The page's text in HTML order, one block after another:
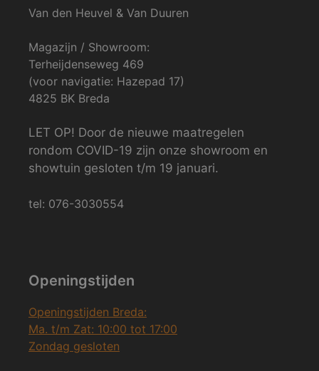
Van den Heuvel & Van Duuren
Magazijn / Showroom:
Terheijdenseweg 469
(voor navigatie: Hazepad 17)
4825 BK Breda
LET OP! Door de nieuwe maatregelen
rondom COVID-19 zijn onze showroom en
showtuin gesloten t/m 19 januari.
tel: 076-3030554
Openingstijden
Openingstijden Breda:
Ma. t/m Zat: 10:00 tot 17:00
Zondag gesloten